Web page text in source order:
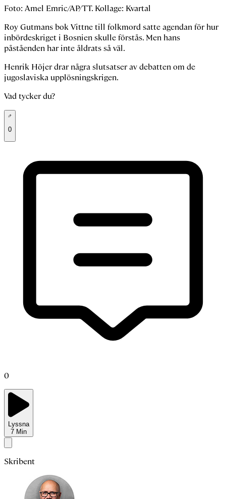
Foto: Amel Emric/AP/TT. Kollage: Kvartal
Roy Gutmans bokVittne till folkmordsatte agendan för hur
inbördeskriget i Bosnien skulle förstås. Men hans
påståenden har inte åldrats så väl.
Henrik Höjer drar några slutsatser av debatten om de
jugoslaviska upplösningskrigen.
Vad tycker du?
0
0
Lyssna
7 Min
Skribent